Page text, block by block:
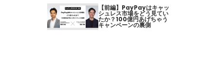
【前編】PayPayはキャッ
シュレス市場をどう見てい
たか？100億円あげちゃう
キャンペーンの裏側